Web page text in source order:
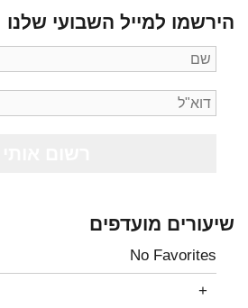
הירשמו למייל השבועי שלנו
שיעורים מועדפים
No Favorites